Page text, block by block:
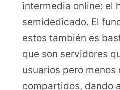
intermedia online: el
semidedicado. El
estos también es
que son servidores
usuarios pero menos
compartidos, dando